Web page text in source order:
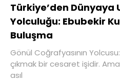
Türkiye’den Dünyaya
Yolculuğu: Ebubekir
Buluşma
Gönül Coğrafyasının
çıkmak bir cesaret işidir.
asıl